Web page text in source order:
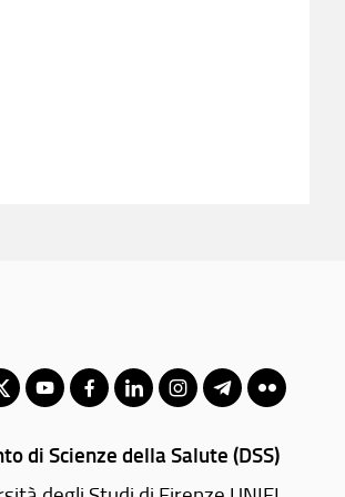
di Scienze della Salute (DSS)